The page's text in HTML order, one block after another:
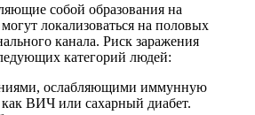
собой образования на
локализоваться на половых
канала. Риск заражения
категорий людей:
ослабляющими иммунную
как ВИЧ или сахарный диабет.